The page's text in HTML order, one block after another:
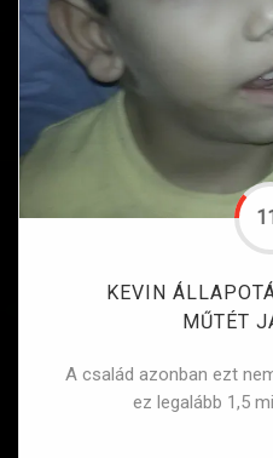
KEVIN
MŰTÉT
A család azonban ezt
ez legalább 1,5